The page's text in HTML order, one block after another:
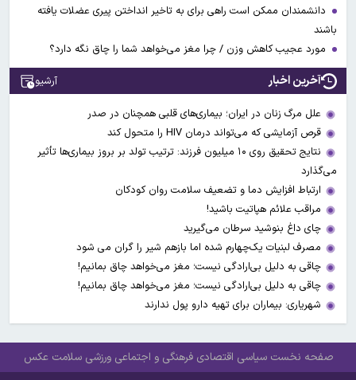
دانشمندان ممکن است راهی برای به تاخیر انداختن پیری عضلات یافته
باشند
مورد عجیب کاهش وزن / چرا مغز می‌خواهد شما را چاق نگه دارد؟
آخرین اخبار آرشیو
علل مرگ زنان در ایران؛ بیماری‌های قلبی همچنان در صدر
قرص آزمایشی که می‌تواند درمان HIV را متحول کند
نتایج تحقیق روی ۱۰ میلیون فرزند: ترتیب تولد بر بروز بیماری‌ها تأثیر
می‌گذارد
ارتباط افزایش دما و تضعیف سلامت روان کودکان
مراقب علائم هپاتیت باشید!
چای داغ بنوشید سرطان می‌گیرید
مصرف لبنیات یک‌چهارم شده اما بازهم شیر را گران می‌ شود
چاقی به دلیل بی‌ارادگی نیست؛ مغز می‌خواهد چاق بمانیم!
چاقی به دلیل بی‌ارادگی نیست؛ مغز می‌خواهد چاق بمانیم!
شهریاری: بیماران برای تهیه دارو پول ندارند
صفحه نخست سیاسی اقتصادی فرهنگی و اجتماعی ورزشی سلامت عکس